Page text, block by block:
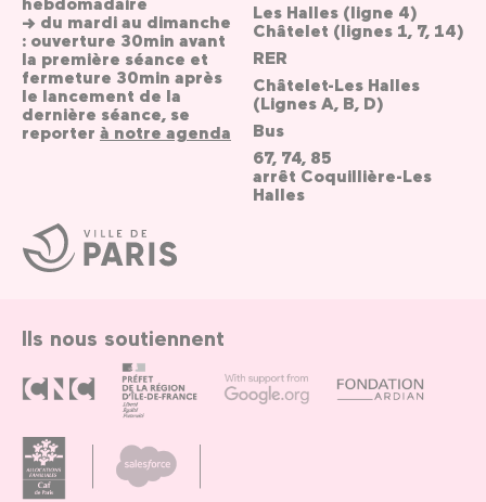
Ville
de
Paris
→ du mardi au dimanche
: ouverture 30min avant
la première séance et
fermeture 30min après
le lancement de la
dernière séance, se
reporter à notre agenda
Les Halles (ligne 4)
Châtelet (lignes 1, 7, 14)
RER
Châtelet-Les Halles
(Lignes A, B, D)
Bus
67, 74, 85
arrêt Coquillière-Les
Halles
Ils nous soutiennent